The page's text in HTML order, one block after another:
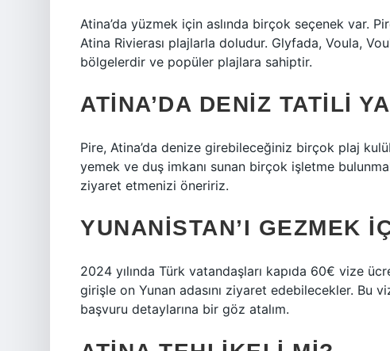
Atina’da yüzmek için aslında birçok seçenek var.
Atina Rivierası plajlarla doludur. Glyfada, Voula,
bölgelerdir ve popüler plajlara sahiptir.
ATINA’DA DENIZ TATILI
Pire, Atina’da denize girebileceğiniz birçok plaj
yemek ve duş imkanı sunan birçok işletme
ziyaret etmenizi öneririz.
YUNANISTAN’I GEZMEK
2024 yılında Türk vatandaşları kapıda 60€ vize
girişle on Yunan adasını ziyaret edebilecekler. Bu
başvuru detaylarına bir göz atalım.